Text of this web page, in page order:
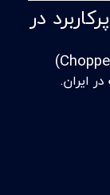
در
ایران.